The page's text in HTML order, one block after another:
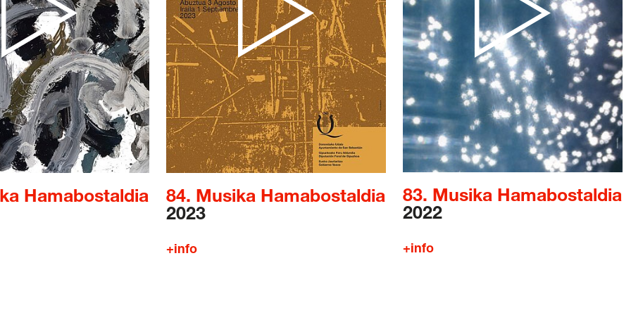
Berdea
Politika Legezko oharra Pribatutasun politika Cookie politika
Sarrerak erosteko
Salaketen Kanala
Hamabostaldia
84. Musika Hamabostaldia
2023
+info
83. Musika Hamabostaldia
2022
+info